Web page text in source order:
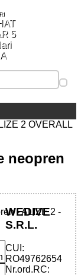
2 OVERALL
neopren
WEDIVE
S.R.L.
CUI:
RO49762654
Nr.ord.RC: